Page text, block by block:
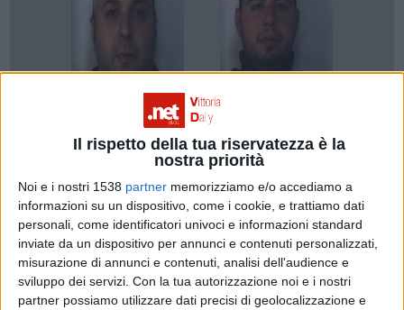
Il rispetto della tua riservatezza è la
nostra priorità
Noi e i nostri 1538 partner memorizziamo e/o accediamo a
informazioni su un dispositivo, come i cookie, e trattiamo dati
personali, come identificatori univoci e informazioni standard
inviate da un dispositivo per annunci e contenuti personalizzati,
misurazione di annunci e contenuti, analisi dell'audience e
sviluppo dei servizi. Con la tua autorizzazione noi e i nostri
partner possiamo utilizzare dati precisi di geolocalizzazione e
Un'operazione antidroga nel territorio di S.Croce
Camerina i Carabinieri ha portato all'arresto di tre
vittoriesi: fermati in auto, per controlli, gli agenti hanno
trovato a bordo Antonino Di Modica, 43 anni, il figlio
Aurelio di 20 e G. Battista Cicciarella di 20, residenti a